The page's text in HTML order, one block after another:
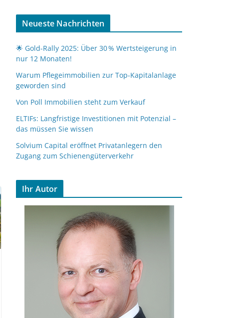
Neueste Nachrichten
🌟 Gold-Rally 2025: Über 30 % Wertsteigerung in
nur 12 Monaten!
Warum Pflegeimmobilien zur Top-Kapitalanlage
geworden sind
Von Poll Immobilien steht zum Verkauf
ELTIFs: Langfristige Investitionen mit Potenzial –
das müssen Sie wissen
Solvium Capital eröffnet Privatanlegern den
Zugang zum Schienengüterverkehr
Ihr Autor